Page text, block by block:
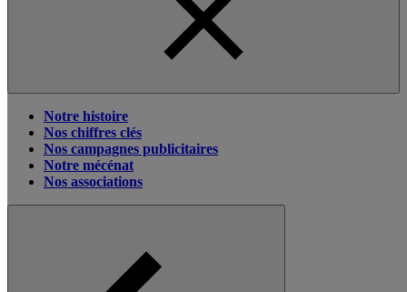
Notre histoire
Nos chiffres clés
Nos campagnes publicitaires
Notre mécénat
Nos associations